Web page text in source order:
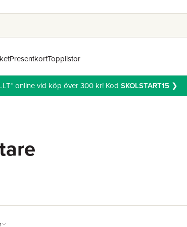
PresentkortTopplistor
online vid köp över 300 kr! Kod SKOLSTART15❯